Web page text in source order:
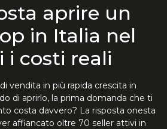
aprire un
in Italia nel
i costi reali
vendita in più rapida crescita in
di aprirlo, la prima domanda che ti
costa davvero? La risposta onesta
affiancato oltre 70 seller attivi in